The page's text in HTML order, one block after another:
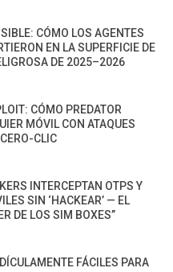
CÓMO LOS AGENTES
EN LA SUPERFICIE DE
DE 2025–2026
CÓMO PREDATOR
MÓVIL CON ATAQUES
CLIC
INTERCEPTAN OTPS Y
SIN ‘HACKEAR’ — EL
DE LOS SIM BOXES”
FÁCILES PARA